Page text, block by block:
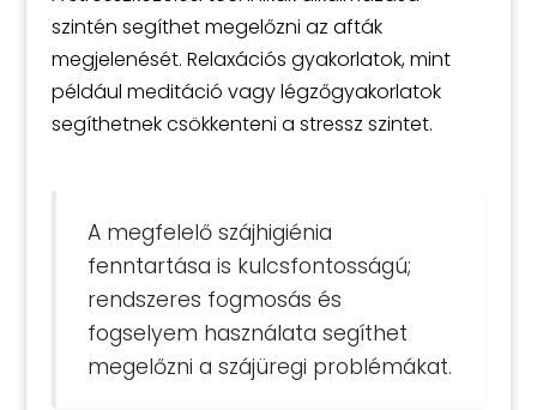
szintén segíthet megelőzni az afták
megjelenését. Relaxációs gyakorlatok, mint
például meditáció vagy légzőgyakorlatok
segíthetnek csökkenteni a stressz szintet.
A megfelelő szájhigiénia
fenntartása is kulcsfontosságú;
rendszeres fogmosás és
fogselyem használata segíthet
megelőzni a szájüregi problémákat.